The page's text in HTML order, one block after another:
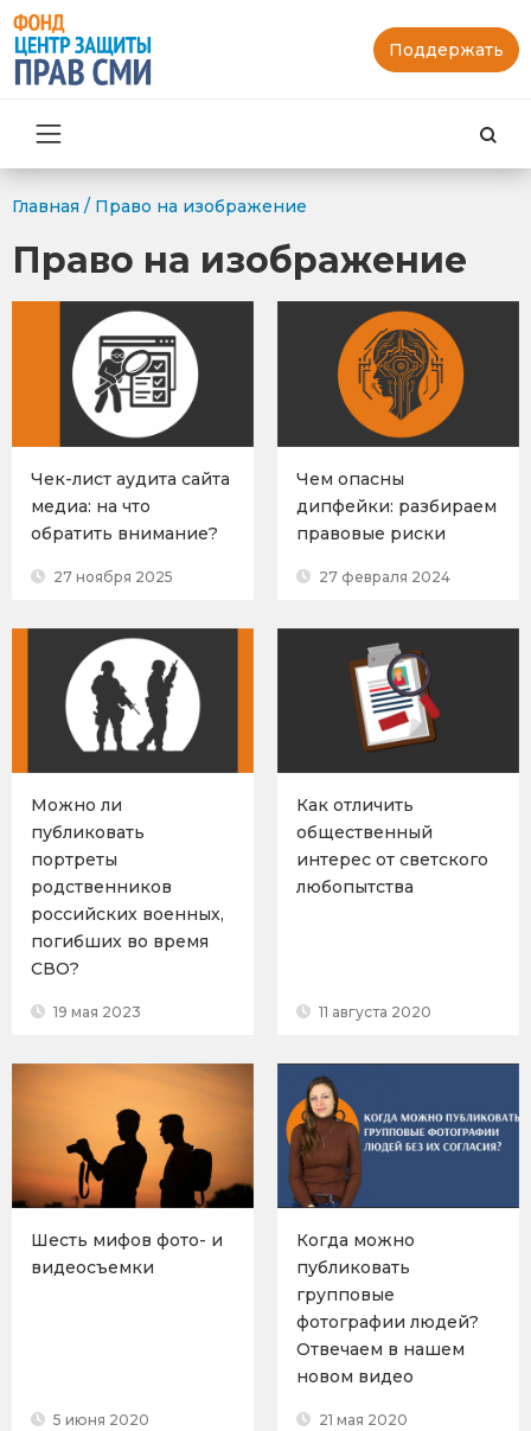
Поддержать
Главная / Право на изображение
Право на изображение
Чек-лист аудита сайта
медиа: на что
обратить внимание?
27 ноября 2025
Чем опасны
дипфейки: разбираем
правовые риски
27 февраля 2024
Можно ли
публиковать
портреты
родственников
российских военных,
погибших во время
СВО?
19 мая 2023
Как отличить
общественный
интерес от светского
любопытства
11 августа 2020
Шесть мифов фото- и
видеосъемки
5 июня 2020
Когда можно
публиковать
групповые
фотографии людей?
Отвечаем в нашем
новом видео
21 мая 2020